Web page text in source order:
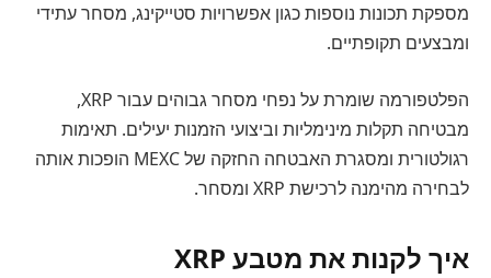
מספקת תכונות נוספות כגון אפשרויות סטייקינג, מסחר עתידי
ומבצעים תקופתיים.
הפלטפורמה שומרת על נפחי מסחר גבוהים עבור XRP,
מבטיחה תקלות מינימליות וביצועי הזמנות יעילים. תאימות
רגולטורית ומסגרת האבטחה החזקה של MEXC הופכות אותה
לבחירה מהימנה לרכישת XRP ומסחר.
איך לקנות את מטבע XRP